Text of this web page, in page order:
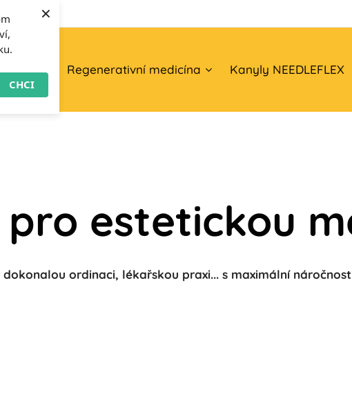
CHCI
×
O nás Regenerativní medicína Kanyly NEEDLEFLEX
estetickou
dokonalou ordinaci, lékařskou praxi... s maximální